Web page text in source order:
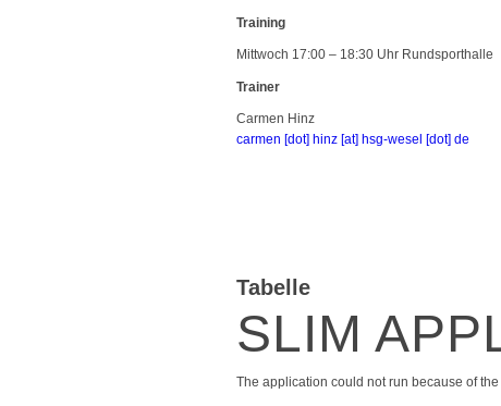
Training
Mittwoch 17:00 – 18:30 Uhr Rundsporthalle
Trainer
Carmen Hinz
carmen [dot] hinz [at] hsg-wesel [dot] de
Tabelle
SLIM
The application could not run because of